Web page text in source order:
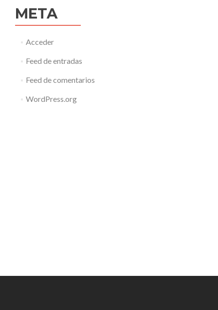
META
Acceder
Feed de entradas
Feed de comentarios
WordPress.org